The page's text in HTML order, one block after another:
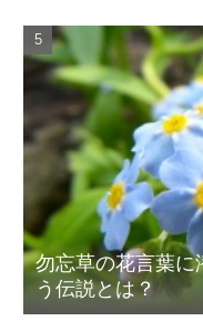
勿忘草の花言葉に
う伝説とは？